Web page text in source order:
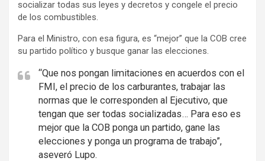
socializar todas sus leyes y decretos y congele el precio
de los combustibles.
Para el Ministro, con esa figura, es “mejor” que la COB cree
su partido político y busque ganar las elecciones.
“Que nos pongan limitaciones en acuerdos con el
FMI, el precio de los carburantes, trabajar las
normas que le corresponden al Ejecutivo, que
tengan que ser todas socializadas… Para eso es
mejor que la COB ponga un partido, gane las
elecciones y ponga un programa de trabajo”,
aseveró Lupo.